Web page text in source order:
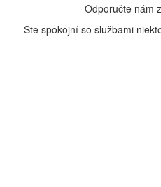
Odporučte nám
Ste spokojní so službami